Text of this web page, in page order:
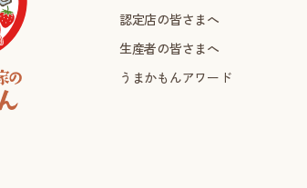
認定店の皆さまへ
生産者の皆さまへ
うまかもんアワード